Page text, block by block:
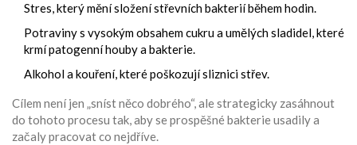
Stres, který mění složení střevních bakterií během hodin.
Potraviny s vysokým obsahem cukru a umělých sladidel, které
krmí patogenní houby a bakterie.
Alkohol a kouření, které poškozují sliznici střev.
Cílem není jen „sníst něco dobrého“, ale strategicky zasáhnout
do tohoto procesu tak, aby se prospěšné bakterie usadily a
začaly pracovat co nejdříve.